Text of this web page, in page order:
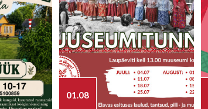
01.08